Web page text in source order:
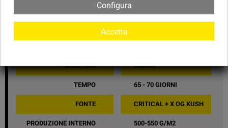
GENETICA INDICA
TEMPO 65 - 70 GIORNI
FONTE CRITICAL + X OG KUSH
PRODUZIONE INTERNO 500-550 G/M2
Configura
Accetta